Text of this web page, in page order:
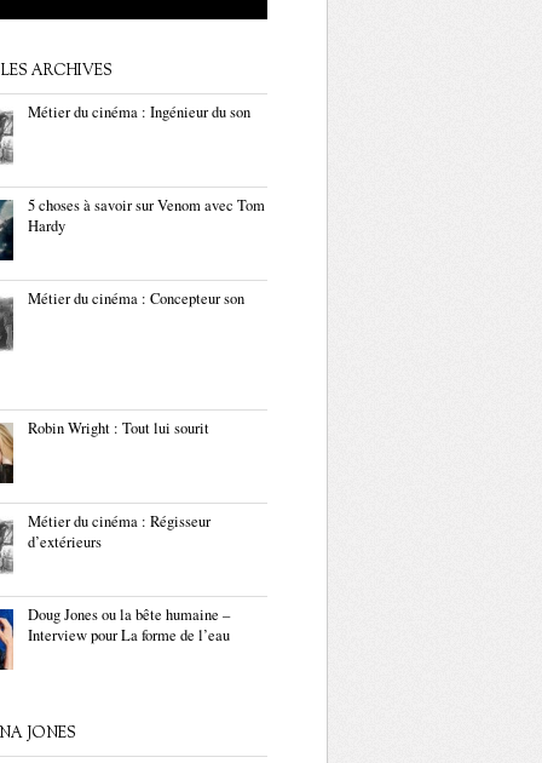
ARCHIVES
Métier du cinéma : Ingénieur du son
5 choses à savoir sur Venom avec Tom
Hardy
Métier du cinéma : Concepteur son
Robin Wright : Tout lui sourit
Métier du cinéma : Régisseur
d’extérieurs
Doug Jones ou la bête humaine –
Interview pour La forme de l’eau
JONES